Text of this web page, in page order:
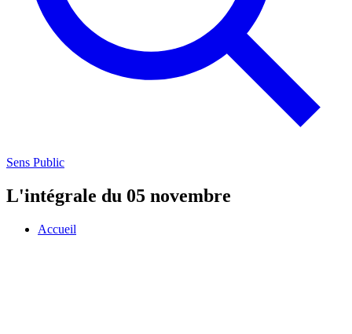
Sens Public
L'intégrale du 05 novembre
Accueil